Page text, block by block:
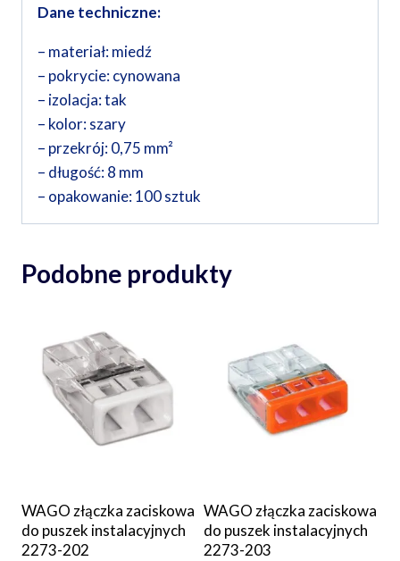
Dane techniczne:
– materiał: miedź
– pokrycie: cynowana
– izolacja: tak
– kolor: szary
– przekrój: 0,75 mm²
– długość: 8 mm
– opakowanie: 100 sztuk
Podobne produkty
WAGO złączka zaciskowa
do puszek instalacyjnych
2273-202
WAGO złączka zaciskowa
do puszek instalacyjnych
2273-203